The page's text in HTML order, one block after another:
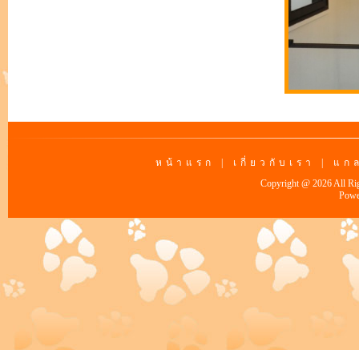
หน้าแรก เกี่ยวกับเรา
แก
Copyright @ 2026 All